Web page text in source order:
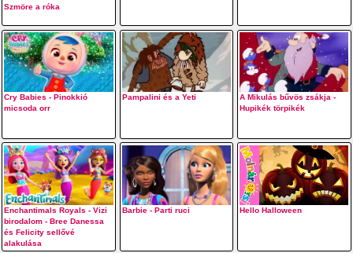
Szmöre a róka
Cry Babies - Pinokkió
micsoda orr
Pampalini és a Yeti
A Mikulás bűvös zsákja -
Hupikék törpikék
Enchantimals Royals - Vizi
birodalom - Bree Danessa
és Felicity sellővé
alakulása
Barbie - Parti ruci Hello Halloween